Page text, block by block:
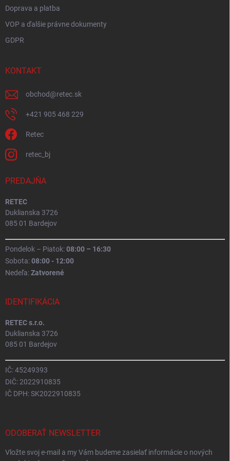
Doprava a platba
VOP a ďalšie právne dokumenty
GDPR
KONTAKT
obchod@retec.sk
+421 905 468 229
Retec
retec_bj
PREDAJŇA
RETEC
Duklianska 3726
085 01 Bardejov
Pondelok – Piatok:08:00 – 16:30
Sobota:08:00 - 12:00
Nedeľa:Zatvorené
IDENTIFIKÁCIA
RETEC s.r.o.
Duklianska 3726
085 01 Bardejov
IČ: 45249393
DIČ: 2022910835
IČ DPH: SK2022910835
ODOBERAŤ NEWSLETTER
Vložte svoj e-mail a my Vám budeme zasielať informácie o nových